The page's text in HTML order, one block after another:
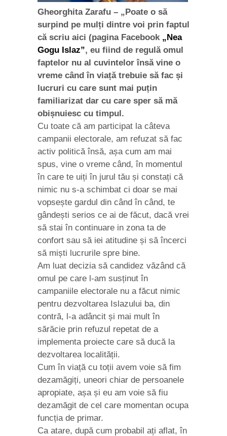
Gheorghita Zarafu – „Poate o să
surpind pe mulți dintre voi prin faptul
că scriu aici (pagina Facebook „Nea
Gogu Islaz”, eu fiind de regulă omul
faptelor nu al cuvintelor însă vine o
vreme când în viață trebuie să fac și
lucruri cu care sunt mai puțin
familiarizat dar cu care sper să mă
obișnuiesc cu timpul.
Cu toate că am participat la câteva
campanii electorale, am refuzat să fac
activ politică însă, așa cum am mai
spus, vine o vreme când, în momentul
în care te uiți în jurul tău și constați că
nimic nu s-a schimbat ci doar se mai
vopsește gardul din când în când, te
gândești serios ce ai de făcut, dacă vrei
să stai în continuare in zona ta de
confort sau să iei atitudine și să încerci
să miști lucrurile spre bine.
Am luat decizia să candidez văzând că
omul pe care l-am susținut în
campaniile electorale nu a făcut nimic
pentru dezvoltarea Islazului ba, din
contră, l-a adâncit și mai mult în
sărăcie prin refuzul repetat de a
implementa proiecte care să ducă la
dezvoltarea localității.
Cum în viață cu toții avem voie să fim
dezamăgiți, uneori chiar de persoanele
apropiate, așa și eu am voie să fiu
dezamăgit de cel care momentan ocupa
funcția de primar.
Ca atare, după cum probabil ați aflat, în